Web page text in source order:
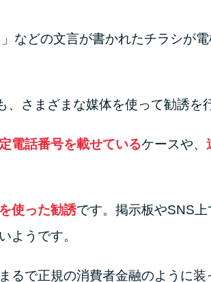
などの文言が書かれたチラシが
さまざまな媒体を使って勧誘を
電話番号を載せているケースや、
使った勧誘です。掲示板やSNS上
ようです。
るで正規の消費者金融のように